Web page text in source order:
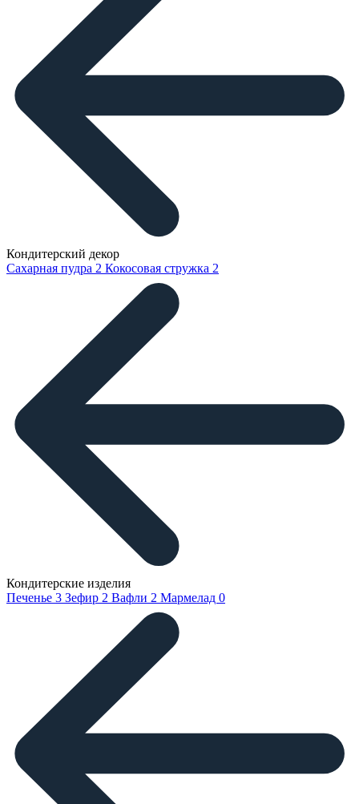
Кондитерский декор
Сахарная пудра 2 Кокосовая стружка 2
Кондитерские изделия
Печенье 3 Зефир 2 Вафли 2 Мармелад 0